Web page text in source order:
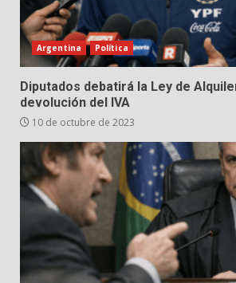
Argentina Política
Diputados debatirá la Ley de
devolución del IVA
10 de octubre de 2023